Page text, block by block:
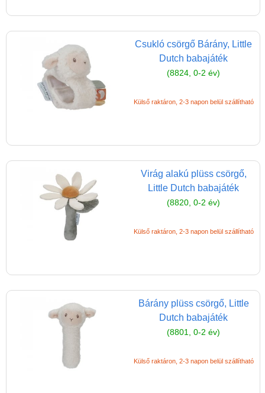
Csukló csörgő Bárány, Little
Dutch babajáték
(8824, 0-2 év)
Külső raktáron, 2-3 napon belül szállítható
Virág alakú plüss csörgő,
Little Dutch babajáték
(8820, 0-2 év)
Külső raktáron, 2-3 napon belül szállítható
Bárány plüss csörgő, Little
Dutch babajáték
(8801, 0-2 év)
Külső raktáron, 2-3 napon belül szállítható